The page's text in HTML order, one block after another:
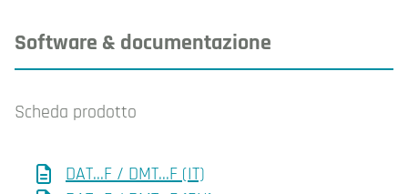
Software & documentazione
Scheda prodotto
DAT...F / DMT...F (IT)